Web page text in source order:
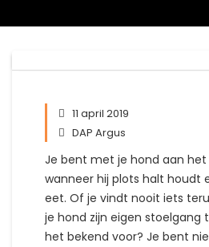
11 april 2019
DAP Argus
Je bent met je hond aan het
wanneer hij plots halt houdt
eet. Of je vindt nooit iets
je hond zijn eigen stoelgang
het bekend voor? Je bent